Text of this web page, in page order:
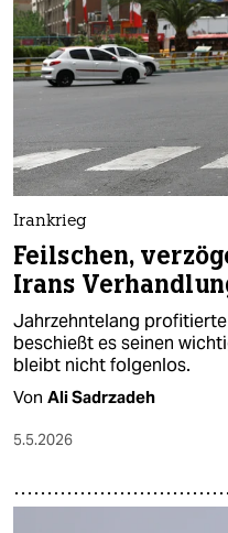
Irankrieg
Feilschen,
Irans
Jahrzehntelang
beschießt es seinen
bleibt nicht folgenlos.
Von Ali Sadrzadeh
5.5.2026